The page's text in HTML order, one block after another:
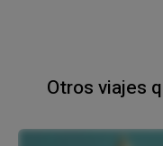
Otros viajes